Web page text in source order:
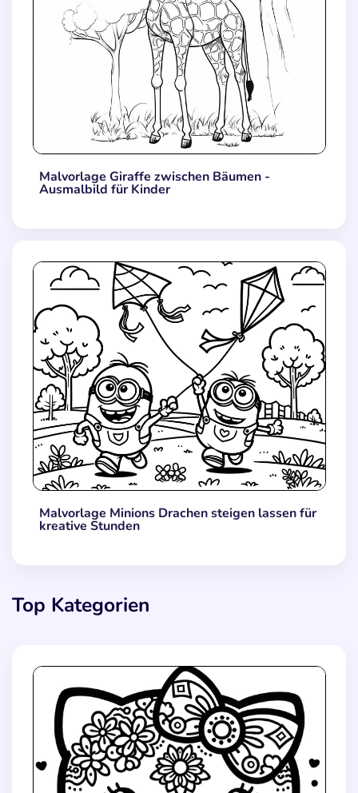
Malvorlage Giraffe zwischen Bäumen -
Ausmalbild für Kinder
Malvorlage Minions Drachen steigen lassen für
kreative Stunden
Top Kategorien